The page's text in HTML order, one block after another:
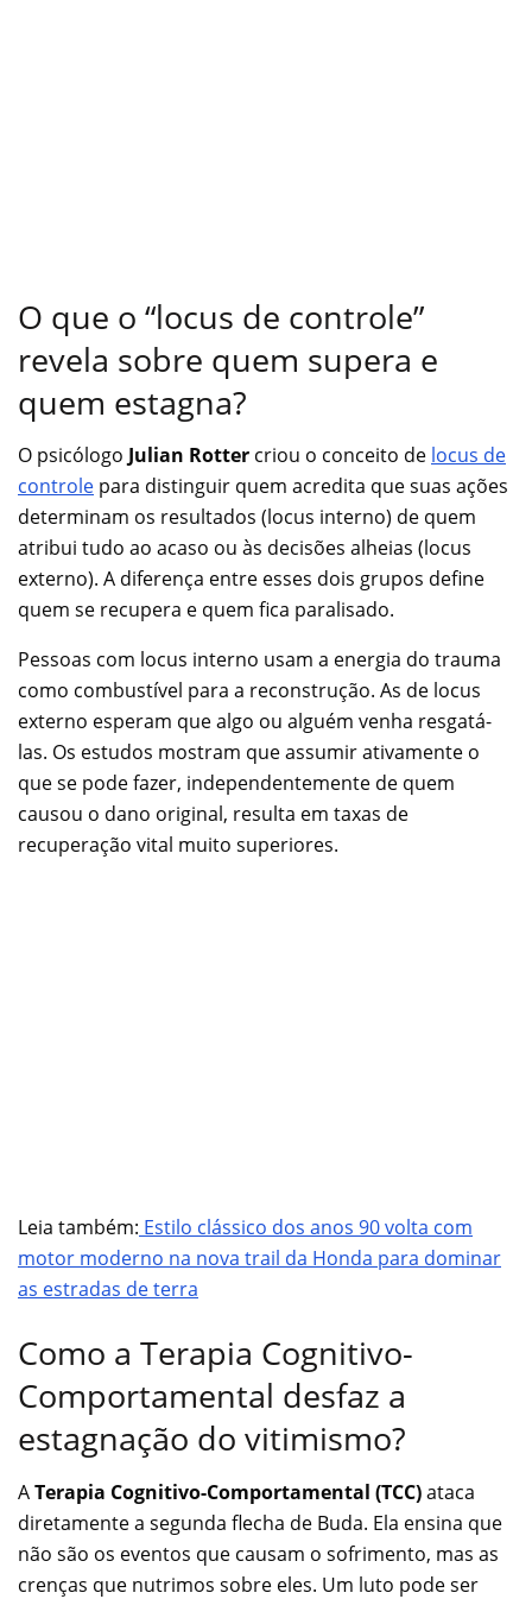
O que o “locus de controle”
revela sobre quem supera e
quem estagna?
O psicólogo Julian Rotter criou o conceito de locus de
controle para distinguir quem acredita que suas ações
determinam os resultados (locus interno) de quem
atribui tudo ao acaso ou às decisões alheias (locus
externo). A diferença entre esses dois grupos define
quem se recupera e quem fica paralisado.
Pessoas com locus interno usam a energia do trauma
como combustível para a reconstrução. As de locus
externo esperam que algo ou alguém venha resgatá-
las. Os estudos mostram que assumir ativamente o
que se pode fazer, independentemente de quem
causou o dano original, resulta em taxas de
recuperação vital muito superiores.
Leia também: Estilo clássico dos anos 90 volta com
motor moderno na nova trail da Honda para dominar
as estradas de terra
Como a Terapia Cognitivo-
Comportamental desfaz a
estagnação do vitimismo?
ATerapia Cognitivo-Comportamental (TCC)ataca
diretamente a segunda flecha de Buda. Ela ensina que
não são os eventos que causam o sofrimento, mas as
crenças que nutrimos sobre eles. Um luto pode ser